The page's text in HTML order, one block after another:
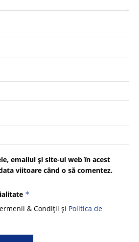
emailul și site-ul web în acest
viitoare când o să comentez.
*
& Condiții și Politica de